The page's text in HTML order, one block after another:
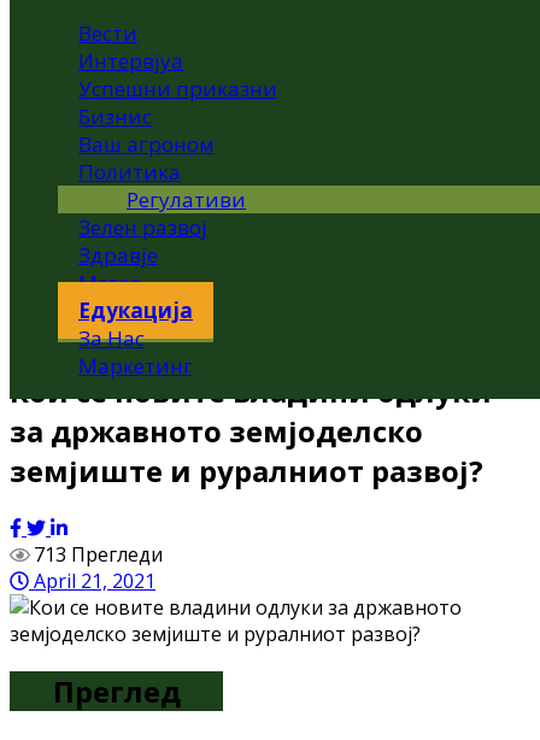
Вести
Интервјуа
Успешни приказни
Бизнис
Ваш агроном
Политика
Регулативи
Зелен развој
Здравје
Метео
Едукација
За Нас
Маркетинг
Кои се новите владини одлуки
за државното земјоделско
земјиште и руралниот развој?
713 Прегледи
April 21, 2021
Преглед